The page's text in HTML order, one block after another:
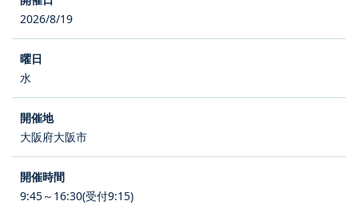
2026/8/19
水
大阪府大阪市
9:45～16:30(受付9:15)